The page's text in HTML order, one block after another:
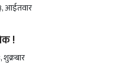
आईतवार
!